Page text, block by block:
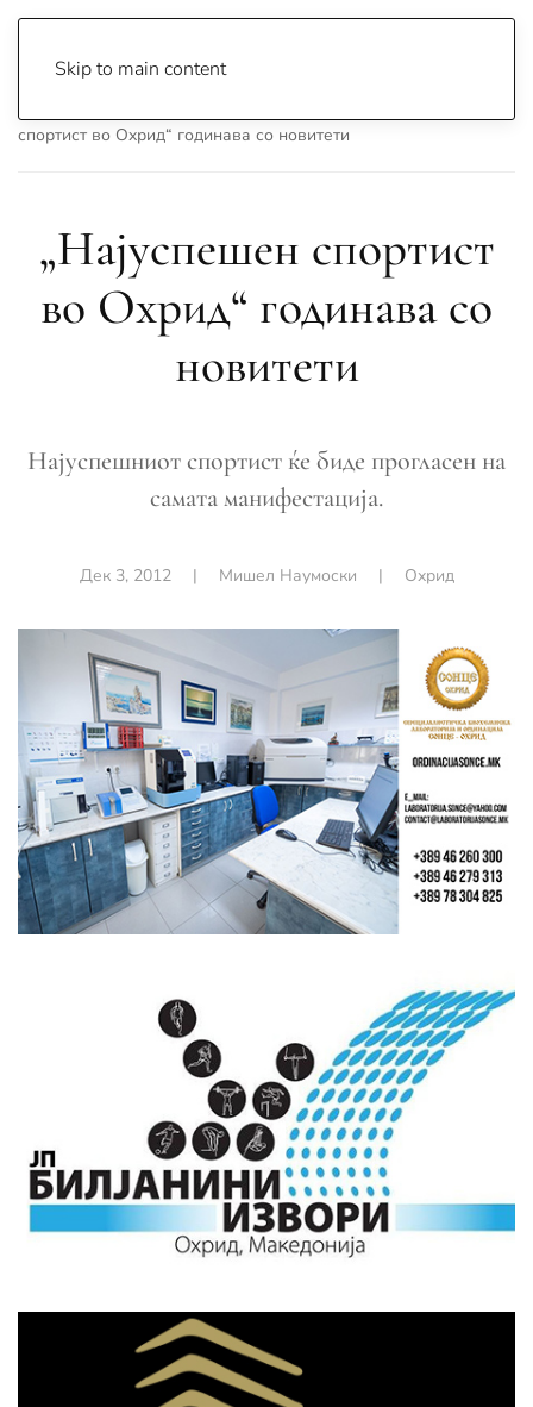
Skip to main content
спортист во Охрид“ годинава со новитети
„Најуспешен спортист
во Охрид“ годинава со
новитети
Најуспешниот спортист ќе биде прогласен на
самата манифестација.
Дек 3, 2012| Мишел Наумоски | Охрид